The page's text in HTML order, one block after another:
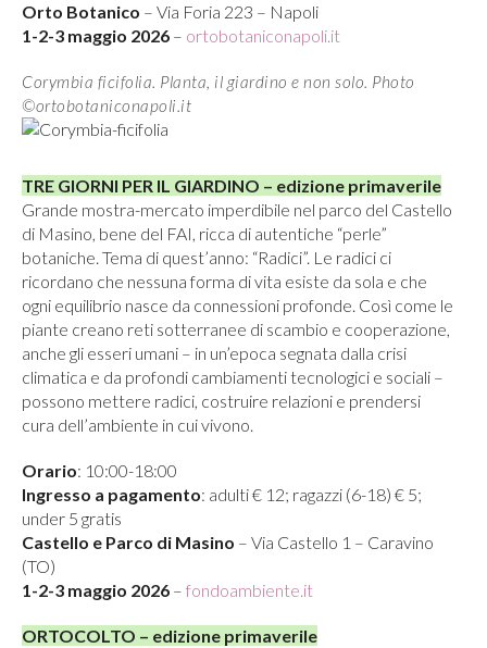
Orto Botanico – Via Foria 223 – Napoli
1-2-3 maggio 2026 – ortobotaniconapoli.it
Corymbia ficifolia. Planta, il giardino e non solo. Photo
©ortobotaniconapoli.it
TRE GIORNI PER IL GIARDINO – edizione primaverile
Grande mostra-mercato imperdibile nel parco del Castello
di Masino, bene del FAI, ricca di autentiche “perle”
botaniche. Tema di quest’anno: “Radici”. Le radici ci
ricordano che nessuna forma di vita esiste da sola e che
ogni equilibrio nasce da connessioni profonde. Così come le
piante creano reti sotterranee di scambio e cooperazione,
anche gli esseri umani – in un’epoca segnata dalla crisi
climatica e da profondi cambiamenti tecnologici e sociali –
possono mettere radici, costruire relazioni e prendersi
cura dell’ambiente in cui vivono.
Orario: 10:00-18:00
Ingresso a pagamento: adulti € 12; ragazzi (6-18) € 5;
under 5 gratis
Castello e Parco di Masino – Via Castello 1 – Caravino
(TO)
1-2-3 maggio 2026 – fondoambiente.it
ORTOCOLTO – edizione primaverile